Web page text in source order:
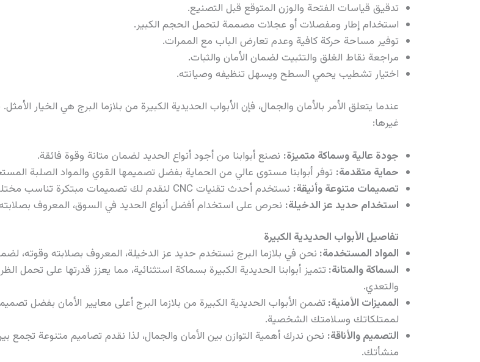
تدقيق قياسات الفتحة والوزن المتوقع قبل التصنيع.
استخدام إطار ومفصلات أو عجلات مصممة لتحمل الحجم الكبير.
توفير مساحة حركة كافية وعدم تعارض الباب مع الممرات.
مراجعة نقاط الغلق والتثبيت لضمان الأمان والثبات.
اختيار تشطيب يحمي السطح ويسهل تنظيفه وصيانته.
عندما يتعلق الأمر بالأمان والجمال، فإن الأبواب الحديدية الكبيرة من بلازما البرج هي الخيار
غيرها:
جودة عالية وسماكة متميزة: نصنع أبوابنا من أجود أنواع الحديد لضمان متانة وقوة فائقة.
حماية متقدمة: توفر أبوابنا مستوى عالي من الحماية بفضل تصميمها القوي والمواد الصلبة
تصميمات متنوعة وأنيقة: نستخدم أحدث تقنيات CNC لنقدم لك تصميمات مبتكرة تناسب مختلف الأذواق والأنماط المعمارية.
استخدام حديد عز الدخيلة: نحرص على استخدام أفضل أنواع الحديد في السوق، المعروف
تفاصيل الأبواب الحديدية الكبيرة
المواد المستخدمة: نحن في بلازما البرج نستخدم حديد عز الدخيلة، المعروف بصلابته وقوته،
السماكة والمتانة: تتميز أبوابنا الحديدية الكبيرة بسماكة استثنائية، مما يعزز قدرتها على تحمل
والتعدي.
المميزات الأمنية:
لممتلكاتك وسلامتك الشخصية.
التصميم والأناقة: نحن ندرك أهمية التوازن بين الأمان والجمال، لذا نقدم تصاميم متنوعة
منشأتك.